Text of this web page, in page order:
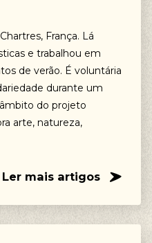
França. Lá
e trabalhou em
de verão. É voluntária
durante um
do projeto
arte, natureza,
Ler mais artigos